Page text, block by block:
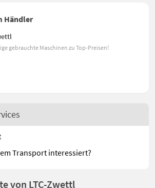
Händler
gebrauchte Maschinen zu Top-Preisen!
Transport interessiert?
von LTC-Zwettl